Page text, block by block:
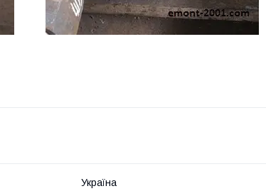
Україна